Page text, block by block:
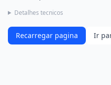
Detalhes tecnicos
Recarregar pagina Ir